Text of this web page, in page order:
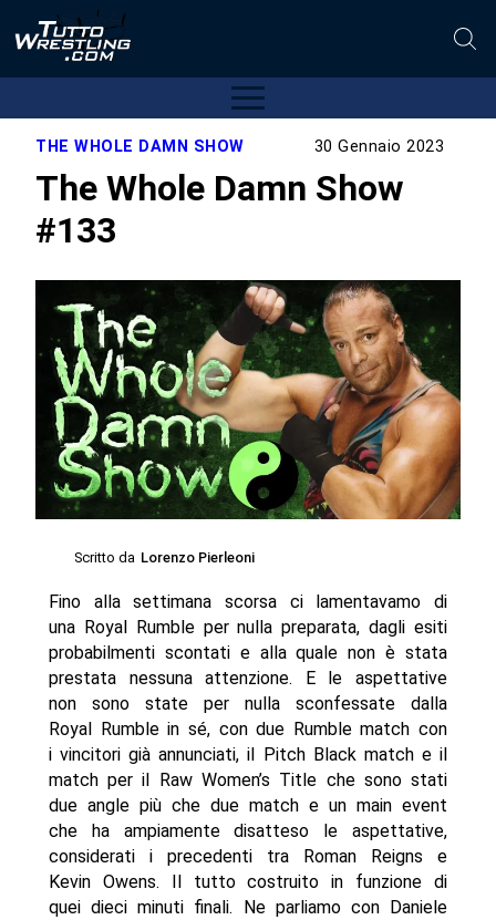
THE WHOLE DAMN SHOW 30 Gennaio 2023
The Whole Damn Show
#133
Scritto da Lorenzo Pierleoni
Fino alla settimana scorsa ci lamentavamo di
una Royal Rumble per nulla preparata, dagli esiti
probabilmenti scontati e alla quale non è stata
prestata nessuna attenzione. E le aspettative
non sono state per nulla sconfessate dalla
Royal Rumble in sé, con due Rumble match con
i vincitori già annunciati, il Pitch Black match e il
match per il Raw Women’s Title che sono stati
due angle più che due match e un main event
che ha ampiamente disatteso le aspettative,
considerati i precedenti tra Roman Reigns e
Kevin Owens. Il tutto costruito in funzione di
quei dieci minuti finali. Ne parliamo con Daniele